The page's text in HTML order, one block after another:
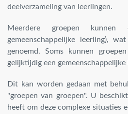
deelverzameling van leerlingen.
Meerdere groepen kunnen
gemeenschappelijke leerling),
genoemd. Soms kunnen
gelijktijdig een gemeenschappelijke
Dit kan worden gedaan met
"groepen van groepen". U
heeft om deze complexe situaties